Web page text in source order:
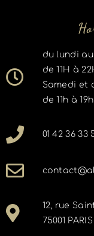
du lundi
de 11H à
Samedi et
de 11h à 19h
01 42 36 33
12, rue
75001 PARIS